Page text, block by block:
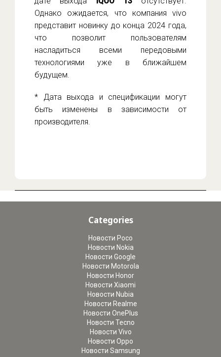
Однако ожидается, что компания vivo
представит новинку до конца 2024 года,
что позволит пользователям
насладиться всеми передовыми
технологиями уже в ближайшем
будущем.
* Дата выхода и спецификации могут
быть изменены в зависимости от
производителя.
Categories
Новости Poco
Новости Nokia
Новости Google
Новости Motorola
Новости Honor
Новости Xiaomi
Новости Nubia
Новости Realme
Новости OnePlus
Новости Tecno
Новости Vivo
Новости Oppo
Новости Samsung